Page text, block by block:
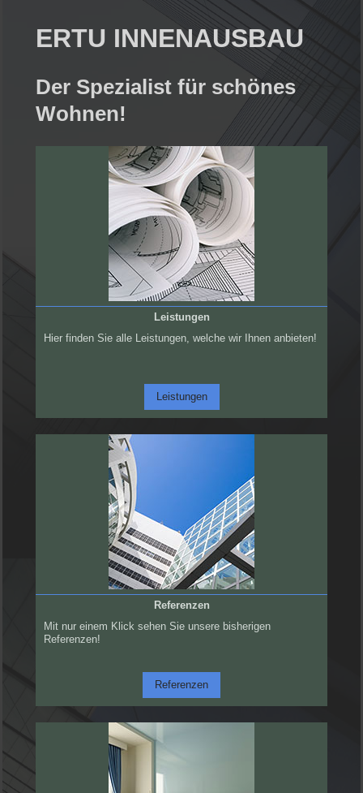
ERTU INNENAUSBAU
Der Spezialist für schönes
Wohnen!
Leistungen
Hier finden Sie alle Leistungen, welche wir Ihnen anbieten!
Leistungen
Referenzen
Mit nur einem Klick sehen Sie unsere bisherigen
Referenzen!
Referenzen